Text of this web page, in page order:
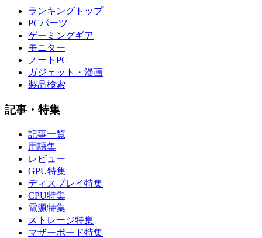
ランキングトップ
PCパーツ
ゲーミングギア
モニター
ノートPC
ガジェット・漫画
製品検索
記事・特集
記事一覧
用語集
レビュー
GPU特集
ディスプレイ特集
CPU特集
電源特集
ストレージ特集
マザーボード特集